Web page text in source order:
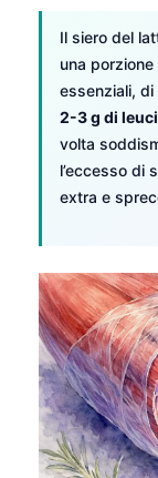
Il siero del
una
essenziali, di
2-3 g di
volta
l’eccesso di
extra e